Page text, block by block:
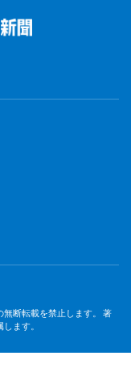
断転載を禁止します。 著
ます。